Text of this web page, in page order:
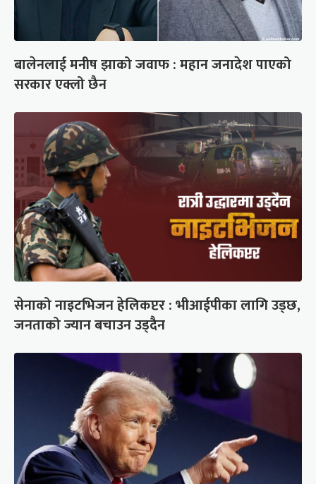
बालेनलाई मनीष झाको जवाफ : महान जनादेश पाएको
सरकार एक्लो छैन
सेनाको नाइटभिजन हेलिकप्टर : भीआईपीका लागि उड्छ,
जनताको ज्यान बचाउन उड्दैन